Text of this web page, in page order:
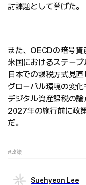
討課題として挙げた。
また、OECDの暗号資
米国におけるステーブ
日本での課税方式見直
グローバル環境の変化
デジタル資産課税の論
2027年の施行前に政
だ。
#政策
Suehyeon Lee